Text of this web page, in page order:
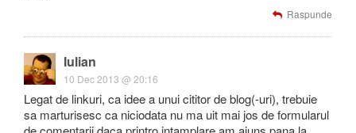
Raspunde
Iulian
10 Dec 2013 @ 20:16
Legat de linkuri, ca idee a unui cititor de blog(-uri), trebuie
sa marturisesc ca niciodata nu ma uit mai jos de formularul